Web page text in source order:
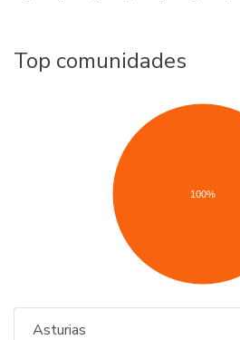
Top comunidades
100%
Asturias